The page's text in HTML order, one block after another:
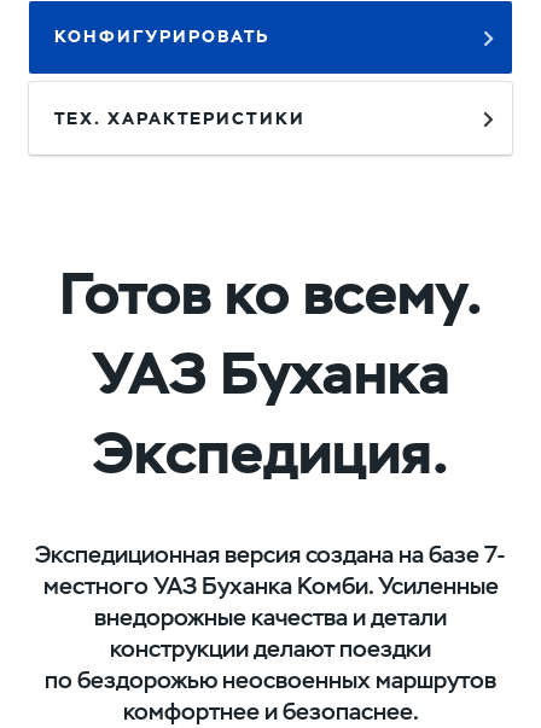
КОНФИГУРИРОВАТЬ
ТЕХ. ХАРАКТЕРИСТИКИ
Готов ко всему.
УАЗ Буханка
Экспедиция.
Экспедиционная версия создана на базе 7-
местного УАЗ Буханка Комби. Усиленные
внедорожные качества и детали
конструкции делают поездки
по бездорожью неосвоенных маршрутов
комфортнее и безопаснее.